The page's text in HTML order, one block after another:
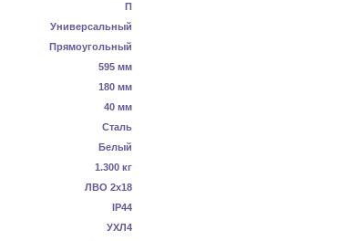
П
Универсальный
Прямоугольный
595 мм
180 мм
40 мм
Сталь
Белый
1.300 кг
ЛВО 2x18
IP44
УХЛ4